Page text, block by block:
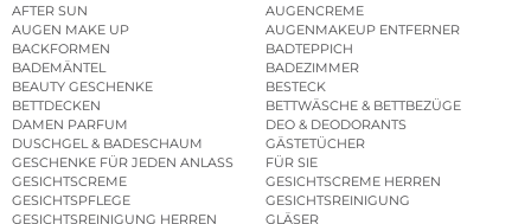
AFTER SUN
AUGENCREME
AUGEN MAKE UP
AUGENMAKEUP ENTFERNER
BACKFORMEN
BADTEPPICH
BADEMÄNTEL
BADEZIMMER
BEAUTY GESCHENKE
BESTECK
BETTDECKEN
BETTWÄSCHE & BETTBEZÜGE
DAMEN PARFUM
DEO & DEODORANTS
DUSCHGEL & BADESCHAUM
GÄSTETÜCHER
GESCHENKE FÜR JEDEN ANLASS
FÜR SIE
GESICHTSCREME
GESICHTSCREME HERREN
GESICHTSPFLEGE
GESICHTSREINIGUNG
GESICHTSREINIGUNG HERREN
GLÄSER